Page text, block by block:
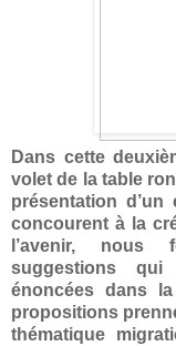
Dans cette
volet de la table
présentation
concourent à la
l’avenir, nous
suggestions
énoncées dans
propositions
thématique